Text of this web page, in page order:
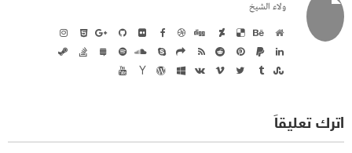
ولاء الشيخ
اترك تعليقاً